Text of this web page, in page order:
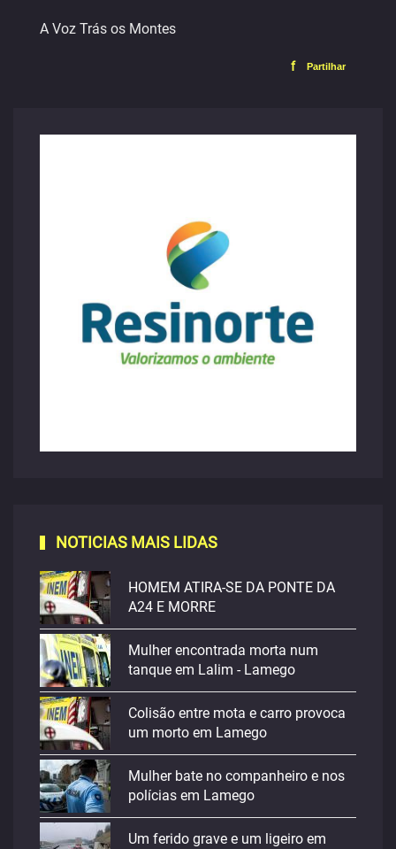
A Voz Trás os Montes
f Partilhar
NOTICIAS MAIS LIDAS
HOMEM ATIRA-SE DA PONTE DA
A24 E MORRE
Mulher encontrada morta num
tanque em Lalim - Lamego
Colisão entre mota e carro provoca
um morto em Lamego
Mulher bate no companheiro e nos
polícias em Lamego
Um ferido grave e um ligeiro em